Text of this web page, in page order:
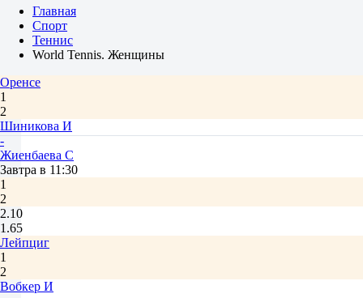
Главная
Спорт
Теннис
World Tennis. Женщины
Оренсе
1
2
Шиникова И
-
Жиенбаева C
Завтра в 11:30
1
2
2.10
1.65
Лейпциг
1
2
Вобкер И